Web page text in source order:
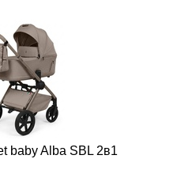
baby Alba SBL 2в1